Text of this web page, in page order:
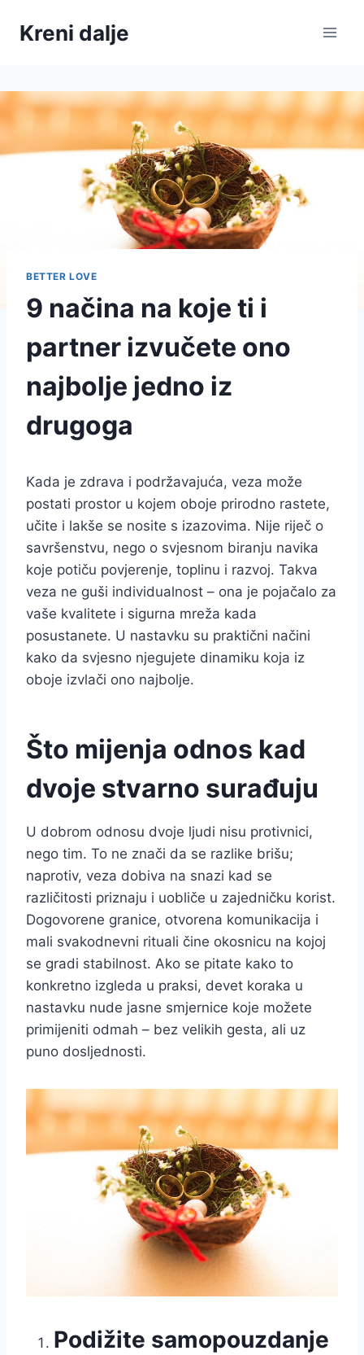
Kreni dalje
BETTER LOVE
9 načina na koje ti i
partner izvučete ono
najbolje jedno iz
drugoga
Kada je zdrava i podržavajuća, veza može
postati prostor u kojem oboje prirodno rastete,
učite i lakše se nosite s izazovima. Nije riječ o
savršenstvu, nego o svjesnom biranju navika
koje potiču povjerenje, toplinu i razvoj. Takva
veza ne guši individualnost – ona je pojačalo za
vaše kvalitete i sigurna mreža kada
posustanete. U nastavku su praktični načini
kako da svjesno njegujete dinamiku koja iz
oboje izvlači ono najbolje.
Što mijenja odnos kad
dvoje stvarno surađuju
U dobrom odnosu dvoje ljudi nisu protivnici,
nego tim. To ne znači da se razlike brišu;
naprotiv, veza dobiva na snazi kad se
različitosti priznaju i uobliče u zajedničku korist.
Dogovorene granice, otvorena komunikacija i
mali svakodnevni rituali čine okosnicu na kojoj
se gradi stabilnost. Ako se pitate kako to
konkretno izgleda u praksi, devet koraka u
nastavku nude jasne smjernice koje možete
primijeniti odmah – bez velikih gesta, ali uz
puno dosljednosti.
Podižite samopouzdanje